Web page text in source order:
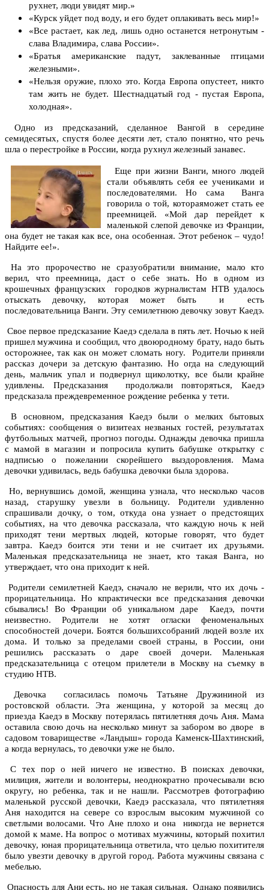
рухнет, люди увидят мир.»
«Курск уйдет под воду, и его будет оплакивать весь мир!»
«Все растает, как лед, лишь одно останется нетронутым -
слава Владимира, слава России».
«Братья американские падут, заклеванные птицами
железными».
«Нельзя оружие, плохо это. Когда Европа опустеет, никто
там жить не будет. Шестнадцатый год - пустая Европа,
холодная».
Одно из предсказаний, сделанное Вангой в середине
семидесятых, спустя более десяти лет, стало понятно, что речь
шла о перестройке в России, когда рухнул железный занавес.
Еще при жизни Ванги, много людей
стали объявлять себя ее учениками и
последователями. Но сама Ванга
говорила о той, котораяможет стать ее
преемницей. «Мой дар перейдет к
маленькой слепой девочке из Франции,
она будет не такая как все, она особенная. Этот ребенок – чудо!
Найдите ее!».
На это пророчество не сразуобратили внимание, мало кто
верил, что преемница, даст о себе знать. Но в одном из
крошечных французских городков журналистам НТВ удалось
отыскать девочку, которая может быть и есть
последовательница Ванги. Эту семилетнюю девочку зовут Каедэ.
Свое первое предсказание Каедэ сделала в пять лет. Ночью к ней
пришел мужчина и сообщил, что двоюродному брату, надо быть
осторожнее, так как он может сломать ногу. Родители приняли
рассказ дочери за детскую фантазию. Но огда на следующий
день, мальчик упал и подвернул щиколотку, все были крайне
удивлены. Предсказания продолжали повторяться, Каедэ
предсказала преждевременное рождение ребенка у тети.
В основном, предсказания Каедэ были о мелких бытовых
событиях: сообщения о визитеах незваных гостей, результатах
футбольных матчей, прогноз погоды. Однажды девочка пришла
с мамой в магазин и попросила купить бабушке открытку с
надписью о пожелании скорейшего выздоровления. Мама
девочки удивилась, ведь бабушка девочки была здорова.
Но, вернувшись домой, женщина узнала, что несколько часов
назад, старушку увезли в больницу. Родители удивленно
спрашивали дочку, о том, откуда она узнает о предстоящих
событиях, на что девочка рассказала, что каждую ночь к ней
приходят тени мертвых людей, которые говорят, что будет
завтра. Каедэ боится эти тени и не считает их друзьями.
Маленькая предсказательница не знает, кто такая Ванга, но
утверждает, что она приходит к ней.
Родители семилетней Каедэ, сначало не верили, что их дочь -
прорицательница. Но кпрактически все предсказания девочки
сбывались! Во Франции об уникальном даре Каедэ, почти
неизвестно. Родители не хотят огласки феноменальных
способностей дочери. Боятся большихсобраний людей возле их
дома. И только за пределами своей страны, в России, они
решились рассказать о даре своей дочери. Маленькая
предсказательница с отецом прилетели в Москву на съемку в
студию НТВ.
Девочка согласилась помочь Татьяне Дружининой из
ростовской области. Эта женщина, у которой за месяц до
приезда Каедэ в Москву потерялась пятилетняя дочь Аня. Мама
оставила свою дочь на несколько минут за забором во дворе в
садовом товариществе «Ландыш» города Каменск-Шахтинский,
а когда вернулась, то девочки уже не было.
С тех пор о ней ничего не известно. В поисках девочки,
милиция, жители и волонтеры, неоднократно прочесывали всю
округу, но ребенка, так и не нашли. Рассмотрев фотографию
маленькой русской девочки, Каедэ рассказала, что пятилетняя
Аня находится на севере со взрослым высоким мужчиной со
светлыми волосами. Что Ане плохо и она никогда не вернется
домой к маме. На вопрос о мотивах мужчины, который похитил
девочку, юная прорицательница ответила, что целью похитителя
было увезти девочку в другой город. Работа мужчины связана с
мебелью.
Опасность для Ани есть, но не такая сильная. Однако появились